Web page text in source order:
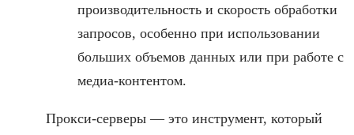
производительность и скорость обработки
запросов, особенно при использовании
больших объемов данных или при работе с
медиа-контентом.
Прокси-серверы — это инструмент, который